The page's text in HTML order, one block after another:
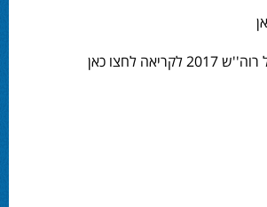
לחצו כאן